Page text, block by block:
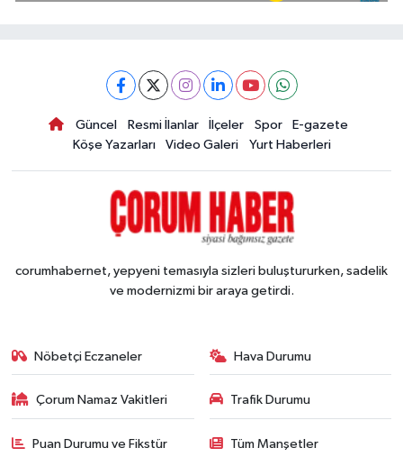
Güncel Resmi İlanlar İlçeler Spor
E-gazete
Köşe Yazarları
Video Galeri Yurt Haberleri
corumhabernet, yepyeni temasıyla sizleri buluştururken, sadelik
ve modernizmi bir araya getirdi.
Nöbetçi Eczaneler Hava Durumu
Çorum Namaz Vakitleri Trafik Durumu
Puan Durumu ve Fikstür Tüm Manşetler